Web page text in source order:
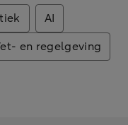
AI
en regelgeving